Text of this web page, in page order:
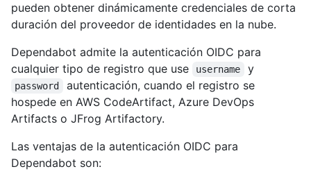
pueden obtener dinámicamente credenciales de corta
duración del proveedor de identidades en la nube.
Dependabot admite la autenticación OIDC para
cualquier tipo de registro que use
username y
password
autenticación, cuando el registro se
hospede en AWS CodeArtifact, Azure DevOps
Artifacts o JFrog Artifactory.
Las ventajas de la autenticación OIDC para
Dependabot son: